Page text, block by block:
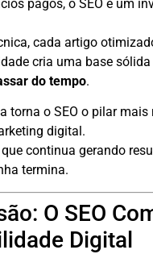
pagos, o SEO é um
cada artigo
cria uma base sólida
do tempo.
torna o SEO o pilar mais
digital.
continua gerando
termina.
O SEO
Digital